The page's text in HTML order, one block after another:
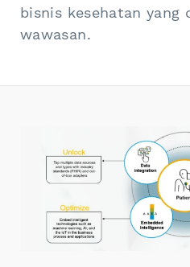
bisnis kesehatan yang
wawasan.